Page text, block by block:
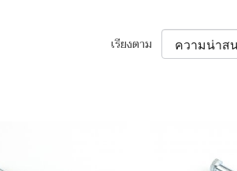
เรียงตาม